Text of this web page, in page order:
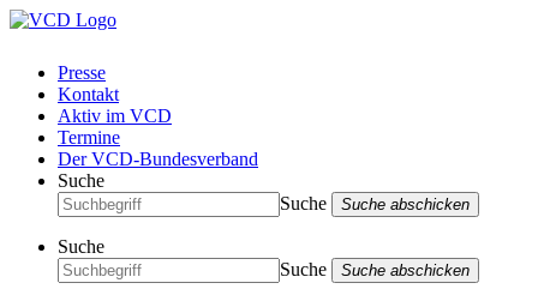
Presse
Kontakt
Aktiv im VCD
Termine
Der VCD-Bundesverband
Suche
Suche
Suche abschicken
Suche
Suche
Suche abschicken